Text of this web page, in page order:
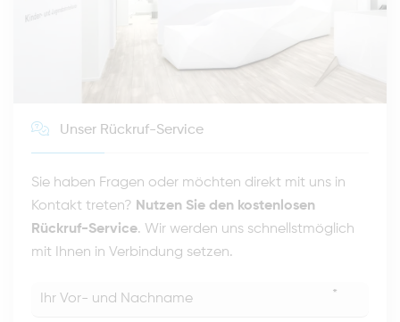
Unser Rückruf-Service
Sie haben Fragen oder möchten direkt mit uns in
Kontakt treten? Nutzen Sie den kostenlosen
Rückruf-Service. Wir werden uns schnellstmöglich
mit Ihnen in Verbindung setzen.
*